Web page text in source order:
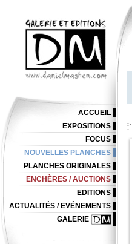
>
ACCUEIL
EXPOSITIONS
FOCUS
NOUVELLES PLANCHES
PLANCHES ORIGINALES
ENCHÈRES / AUCTIONS
EDITIONS
ACTUALITÉS / EVÉNEMENTS
GALERIE